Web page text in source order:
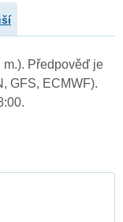
m.). Předpověď je
GFS, ECMWF).